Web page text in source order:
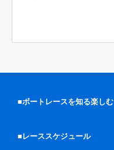
■ボートレースを知る楽しむ
■レーススケジュール